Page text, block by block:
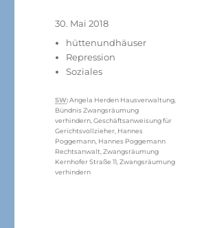
Veröffentlicht
am
30. Mai 2018
Kategorien
hüttenundhäuser
Repression
Soziales
Schlagwörter
SW:Angela Herden Hausverwaltung
Bündnis Zwangsräumung
verhindern ,Geschäftsanweisung für
Gerichtsvollzieher Hannes
Poggemann Hannes Poggemann
Rechtsanwalt ,Zwangsräumung
Kernhofer Straße 11 ,Zwangsräumung
verhindern